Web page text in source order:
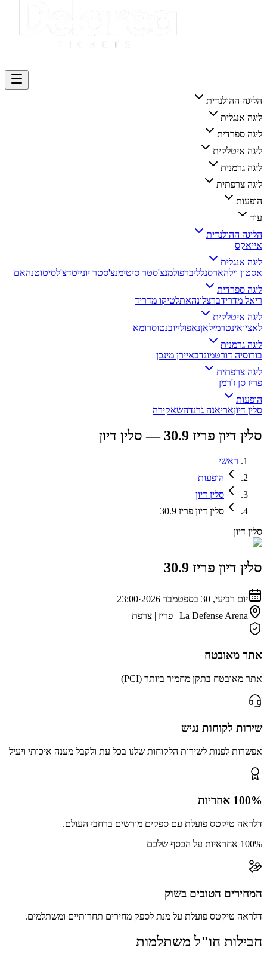
הליגה ההולנדית
ליגה אנגלית
ליגה ספרדית
ליגה איטלקית
ליגה גרמנית
ליגה צרפתית
הופעות
עוד
הליגה ההולנדית
אייאקס
ליגה אנגלית
אסטון וילהארסנלליברפולמנצ'סטר סיטימנצ'סטר יונייטדצ'לסיטוטנהאם
ליגה ספרדית
ריאל מדרידברצלונהאתלטיקו מדריד
ליגה איטלקית
לאציואינטרמילאןנאפולייובנטוסרומא
ליגה גרמנית
בורוסיה דורטמונדבאיירן מינכן
ליגה צרפתית
פריז סן ז'רמן
הופעות
סלין דיוןאריאנה גרנדהשאקירה
סלין דיון פריז 30.9 — סלין דיון
ראשי
הופעות
סלין דיון
סלין דיון פריז 30.9
סלין דיון
סלין דיון פריז 30.9
יום רביעי, 30 בספטמבר 2026 ·
23:00
La Defense Arena | פריז | צרפת
אתר מאובטח
אתר מאובטח בתקן מחמיר ביותר (PCI)
שירות לקוחות נגיש
אפשרות לפנות לשירות הלקוחות שלנו בכל עת ולקבל מענה איכותי ויעיל
100% אחריות
דלראה טיקטס פועלת עם ספקים מורשים ברחבי העולם.
100% אחראיות על הכסף שלכם
המחירים הטובים בשוק
דלראה טיקטס פועלת על מנת לספק מחירים תחרותיים ומשתלמים.
חבילות חו"ל משתלמות